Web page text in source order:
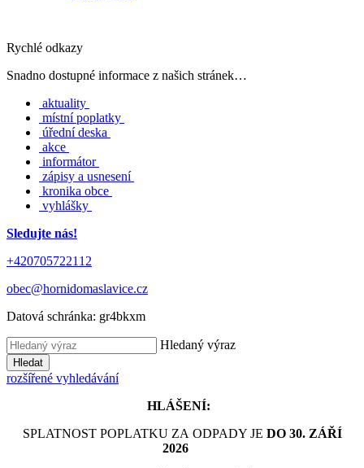
Rychlé odkazy
Snadno dostupné informace z našich stránek…
aktuality
místní poplatky
úřední deska
akce
informátor
zápisy a usnesení
kronika obce
vyhlášky
Sledujte nás!
+420705722112
obec@hornidomaslavice.cz
Datová schránka: gr4bkxm
Hledaný výraz
Hledat
rozšířené vyhledávání
HLÁŠENÍ:
SPLATNOST POPLATKU ZA ODPADY JE DO 30. ZÁŘÍ
2026